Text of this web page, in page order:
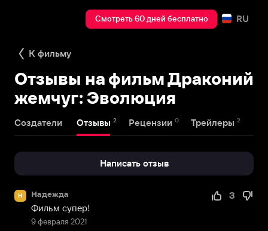
Смотреть 60 дней бесплатно RU
К фильму
Отзывы на фильм Драконий
жемчуг: Эволюция
Создатели Отзывы 2 Рецензии 0 Трейлеры 2
Написать отзыв
Н Надежда
9 февраля 2021
3
Фильм супер!